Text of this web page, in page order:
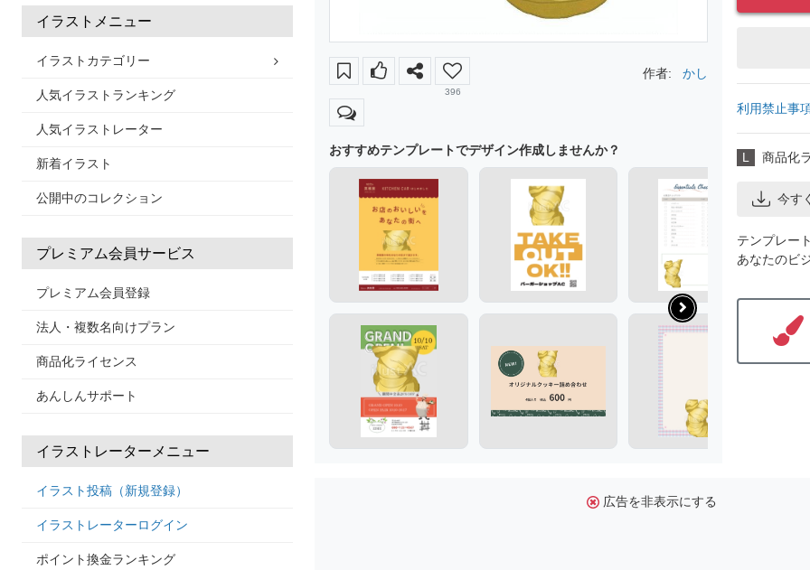
イラストメニュー
イラストカテゴリー
人気イラストランキング
人気イラストレーター
新着イラスト
公開中のコレクション
プレミアム会員サービス
プレミアム会員登録
法人・複数名向けプラン
商品化ライセンス
あんしんサポート
イラストレーターメニュー
イラスト投稿（新規登録）
イラストレーターログイン
ポイント換金ランキング
396
作者: かし
おすすめテンプレートでデザイン作成しませんか？
利用禁止事
L 商品化
今す
テンプレー
あなたのビ
広告を非表示にする